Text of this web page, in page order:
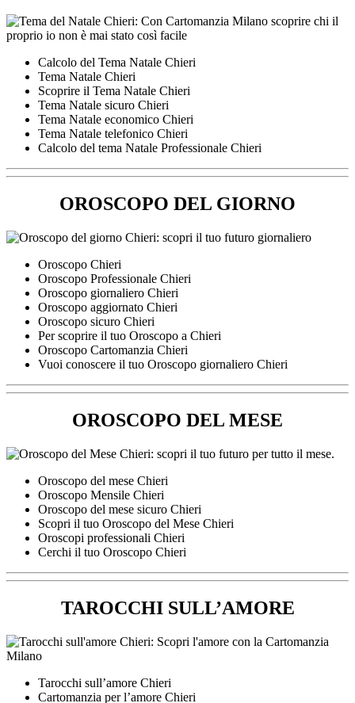
Calcolo del Tema Natale Chieri
Tema Natale Chieri
Scoprire il Tema Natale Chieri
Tema Natale sicuro Chieri
Tema Natale economico Chieri
Tema Natale telefonico Chieri
Calcolo del tema Natale Professionale Chieri
OROSCOPO DEL GIORNO
Oroscopo Chieri
Oroscopo Professionale Chieri
Oroscopo giornaliero Chieri
Oroscopo aggiornato Chieri
Oroscopo sicuro Chieri
Per scoprire il tuo Oroscopo a Chieri
Oroscopo Cartomanzia Chieri
Vuoi conoscere il tuo Oroscopo giornaliero Chieri
OROSCOPO DEL MESE
Oroscopo del mese Chieri
Oroscopo Mensile Chieri
Oroscopo del mese sicuro Chieri
Scopri il tuo Oroscopo del Mese Chieri
Oroscopi professionali Chieri
Cerchi il tuo Oroscopo Chieri
TAROCCHI SULL’AMORE
Tarocchi sull’amore Chieri
Cartomanzia per l’amore Chieri